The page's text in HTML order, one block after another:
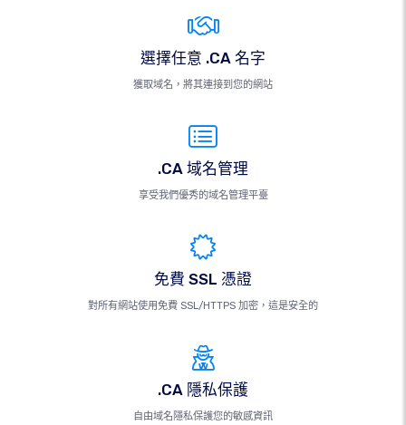
選擇任意 .CA 名字
獲取域名，將其連接到您的網站
.CA 域名管理
享受我們優秀的域名管理平臺
免費 SSL 憑證
對所有網站使用免費 SSL/HTTPS 加密，這是安全的
.CA 隱私保護
自由域名隱私保護您的敏感資訊